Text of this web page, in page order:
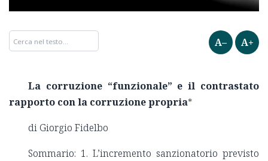
A– A+
La corruzione “funzionale” e il contrastato
rapporto con la corruzione propria*
di Giorgio Fidelbo
Sommario: 1. L’incremento sanzionatorio previsto